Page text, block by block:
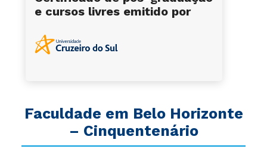
Faculdade em Belo Horizonte
– Cinquentenário
e cursos livres emitido por